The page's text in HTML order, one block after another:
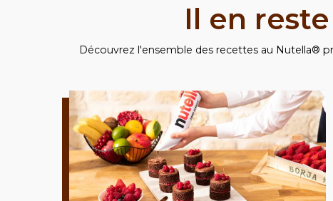
Il en
Découvrez l'ensemble des recettes au Nutella®